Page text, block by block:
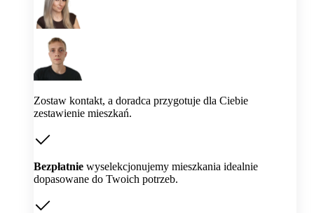
Zostaw kontakt, a doradca przygotuje dla Ciebie
zestawienie mieszkań.
Bezpłatnie wyselekcjonujemy mieszkania idealnie
dopasowane do Twoich potrzeb.